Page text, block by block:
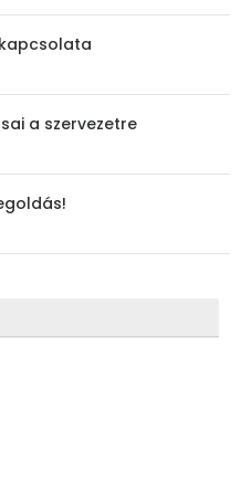
a szervezetre